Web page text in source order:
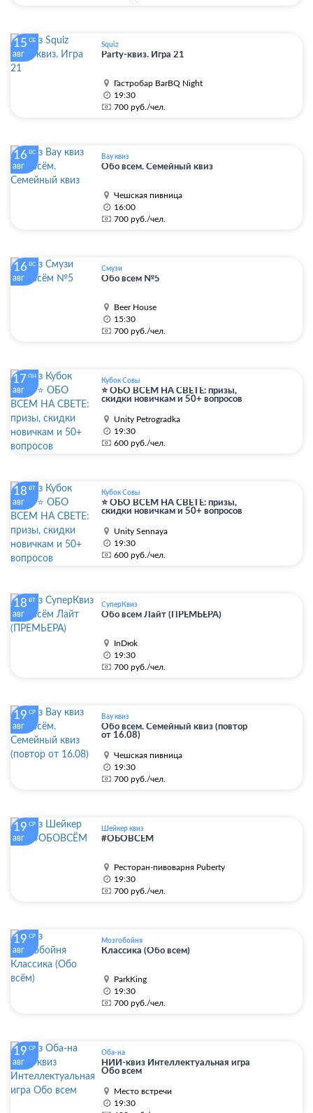
15 СБ
авг
Squiz
Party-квиз. Игра 21
Гастробар BarBQ Night
19:30
700 руб./чел.
16 ВС
авг
Вау квиз
Обо всём. Семейный квиз
Чешская пивница
16:00
700 руб./чел.
16 ВС
авг
Смузи
Обо всём №5
Beer House
15:30
700 руб./чел.
17 ПН
авг
Кубок Совы
⭐ ОБО ВСЕМ НА СВЕТЕ: призы,
скидки новичкам и 50+ вопросов
Unity Petrogradka
19:30
600 руб./чел.
18 ВТ
авг
Кубок Совы
⭐ ОБО ВСЕМ НА СВЕТЕ: призы,
скидки новичкам и 50+ вопросов
Unity Sennaya
19:30
600 руб./чел.
18 ВТ
авг
СуперКвиз
Обо всём Лайт (ПРЕМЬЕРА)
InDюk
19:30
700 руб./чел.
19 СР
авг
Вау квиз
Обо всём. Семейный квиз (повтор
от 16.08)
Чешская пивница
19:30
700 руб./чел.
19 СР
авг
Шейкер квиз
#ОБОВСЁМ
Ресторан-пивоварня Puberty
19:30
700 руб./чел.
19 СР
авг
Мозгобойня
Классика (Обо всём)
ParkKing
19:30
700 руб./чел.
19 СР
авг
Оба-на
НИИ-квиз Интеллектуальная игра
Обо всем
Место встречи
19:30